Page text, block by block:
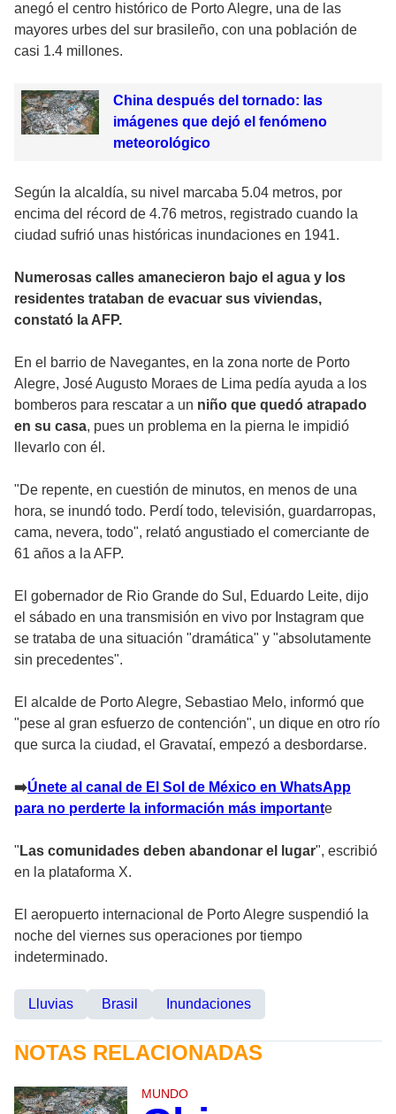
anegó el centro histórico de Porto Alegre, una de las
mayores urbes del sur brasileño, con una población de
casi 1.4 millones.
China después del tornado: las
imágenes que dejó el fenómeno
meteorológico
Según la alcaldía, su nivel marcaba 5.04 metros, por
encima del récord de 4.76 metros, registrado cuando la
ciudad sufrió unas históricas inundaciones en 1941.
Numerosas calles amanecieron bajo el agua y los
residentes trataban de evacuar sus viviendas,
constató la AFP.
En el barrio de Navegantes, en la zona norte de Porto
Alegre, José Augusto Moraes de Lima pedía ayuda a los
bomberos para rescatar a un niño que quedó atrapado
en su casa, pues un problema en la pierna le impidió
llevarlo con él.
"De repente, en cuestión de minutos, en menos de una
hora, se inundó todo. Perdí todo, televisión, guardarropas,
cama, nevera, todo", relató angustiado el comerciante de
61 años a la AFP.
El gobernador de Rio Grande do Sul, Eduardo Leite, dijo
el sábado en una transmisión en vivo por Instagram que
se trataba de una situación "dramática" y "absolutamente
sin precedentes".
El alcalde de Porto Alegre, Sebastiao Melo, informó que
"pese al gran esfuerzo de contención", un dique en otro río
que surca la ciudad, el Gravataí, empezó a desbordarse.
➡️Únete al canal de El Sol de México en WhatsApp
para no perderte la información más importante
" Las comunidades deben abandonar el lugar", escribió
en la plataforma X.
El aeropuerto internacional de Porto Alegre suspendió la
noche del viernes sus operaciones por tiempo
indeterminado.
Lluvias Brasil Inundaciones
NOTAS RELACIONADAS
MUNDO